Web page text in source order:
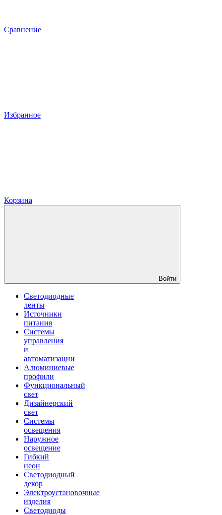
Сравнение
Избранное
Корзина
Войти
Светодиодные
ленты
Источники
питания
Системы
управления
и
автоматизации
Алюминиевые
профили
Функциональный
свет
Дизайнерский
свет
Системы
освещения
Наружное
освещение
Гибкий
неон
Светодиодный
декор
Электроустановочные
изделия
Светодиоды